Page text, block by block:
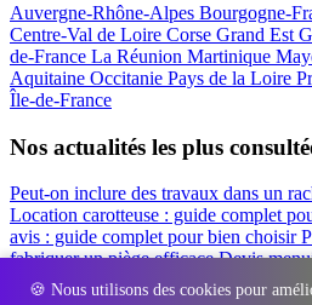
🍪 Nous utilisons des cookies pour
Auvergne-Rhône-Alpes Bourgogne-
Centre-Val de Loire Corse Grand Est
de-France La Réunion Martinique
Aquitaine Occitanie Pays de la Loire
Île-de-France
Nos actualités les plus
Peut-on inclure des travaux dans un
Location carotteuse : guide complet
avis : guide complet pour bien choisir
fabriquer un piège efficaceDevis
obtenir le meilleur prix
Simulation